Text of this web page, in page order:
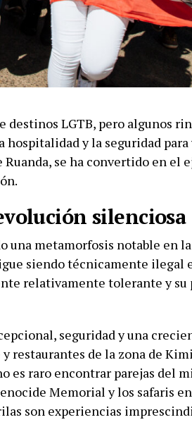
destinos LGTB, pero algunos
y la seguridad para
se ha convertido en el
silenciosa
una metamorfosis notable en
siendo técnicamente ilegal
relativamente tolerante y su
seguridad y una
restaurantes de la zona de
es raro encontrar parejas del
Memorial y los safaris
son experiencias